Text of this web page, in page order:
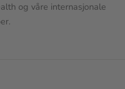
og våre internasjonale